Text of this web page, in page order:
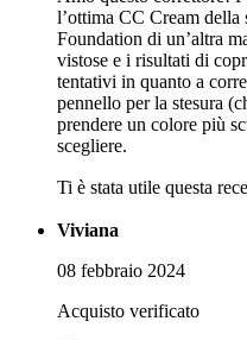
l’ottima CC Cream della
Foundation di un’altra
vistose e i risultati di
tentativi in quanto a
pennello per la stesura
prendere un colore più
scegliere.
Ti è stata utile questa
Viviana
08 febbraio 2024
Acquisto verificato